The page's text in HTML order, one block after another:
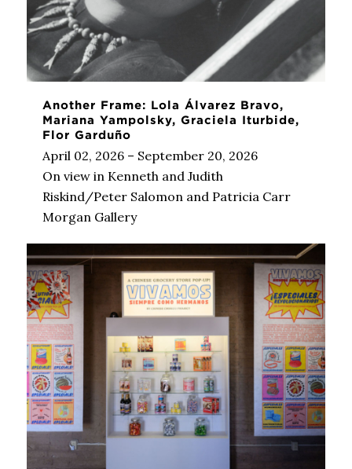
Another Frame: Lola Álvarez Bravo,
Mariana Yampolsky, Graciela Iturbide,
Flor Garduño
April 02, 2026 – September 20, 2026
On view in Kenneth and Judith
Riskind/Peter Salomon and Patricia Carr
Morgan Gallery